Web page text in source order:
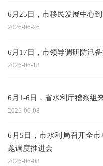
6月25日，市移民发展中心
2026-06-26
6月17日，市领导调研防汛
2026-06-18
6月1-6日，省水利厅稽察组
2026-06-08
6月5日，市水利局召开全
题调度推进会
2026-06-08